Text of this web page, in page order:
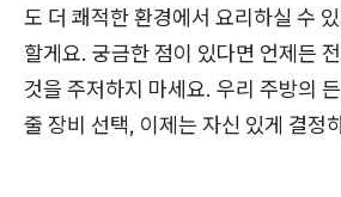
도 더 쾌적한 환경에서 요리하실 수
할게요. 궁금한 점이 있다면 언제든
것을 주저하지 마세요. 우리 주방의
줄 장비 선택, 이제는 자신 있게 결정